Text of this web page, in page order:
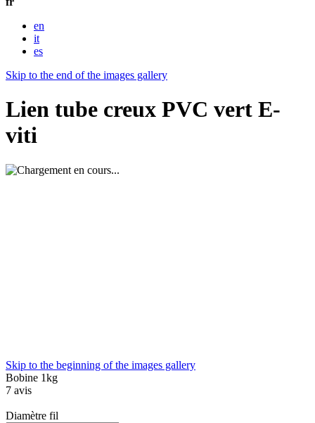
en
it
es
Skip to the end of the images gallery
Lien tube creux PVC vert E-
viti
Skip to the beginning of the images gallery
Bobine 1kg
7 avis
Diamètre fil